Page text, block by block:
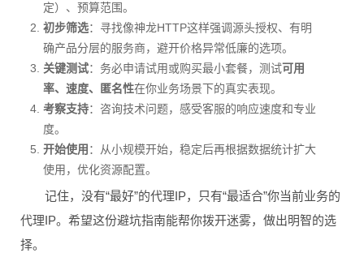
定）、预算范围。
初步筛选：寻找像神龙HTTP这样强调源头授权、有明
确产品分层的服务商，避开价格异常低廉的选项。
关键测试：务必申请试用或购买最小套餐，测试可用
率、速度、匿名性在你业务场景下的真实表现。
考察支持：咨询技术问题，感受客服的响应速度和专业
度。
开始使用 ：从小规模开始，稳定后再根据数据统计扩大
使用，优化资源配置。
记住，没有“最好”的代理IP，只有“最适合”你当前业务的
代理IP。希望这份避坑指南能帮你拨开迷雾，做出明智的选
择。